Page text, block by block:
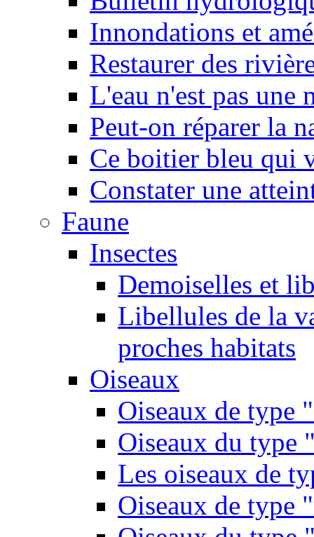
Innondations et
Restaurer des
L'eau n'est pas une
Peut-on réparer la
Ce boitier bleu qui
Constater une
Faune
Insectes
Demoiselles et
Libellules de la
proches habitats
Oiseaux
Oiseaux de type
Oiseaux du type
Les oiseaux de
Oiseaux de type